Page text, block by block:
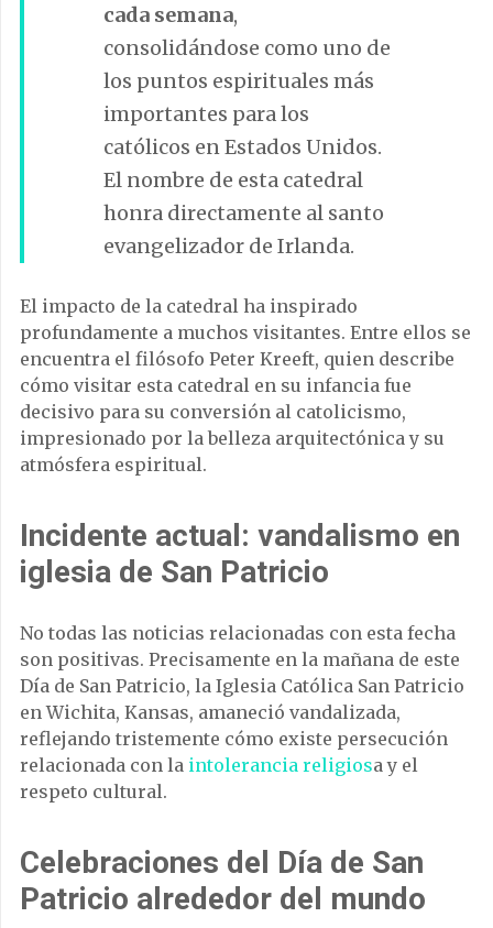
cada semana,
consolidándose como uno de
los puntos espirituales más
importantes para los
católicos en Estados Unidos.
El nombre de esta catedral
honra directamente al santo
evangelizador de Irlanda.
El impacto de la catedral ha inspirado
profundamente a muchos visitantes. Entre ellos se
encuentra el filósofo Peter Kreeft, quien describe
cómo visitar esta catedral en su infancia fue
decisivo para su conversión al catolicismo,
impresionado por la belleza arquitectónica y su
atmósfera espiritual.
Incidente actual: vandalismo en
iglesia de San Patricio
No todas las noticias relacionadas con esta fecha
son positivas. Precisamente en la mañana de este
Día de San Patricio, la Iglesia Católica San Patricio
en Wichita, Kansas, amaneció vandalizada,
reflejando tristemente cómo existe persecución
relacionada con la intolerancia religiosa y el
respeto cultural.
Celebraciones del Día de San
Patricio alrededor del mundo